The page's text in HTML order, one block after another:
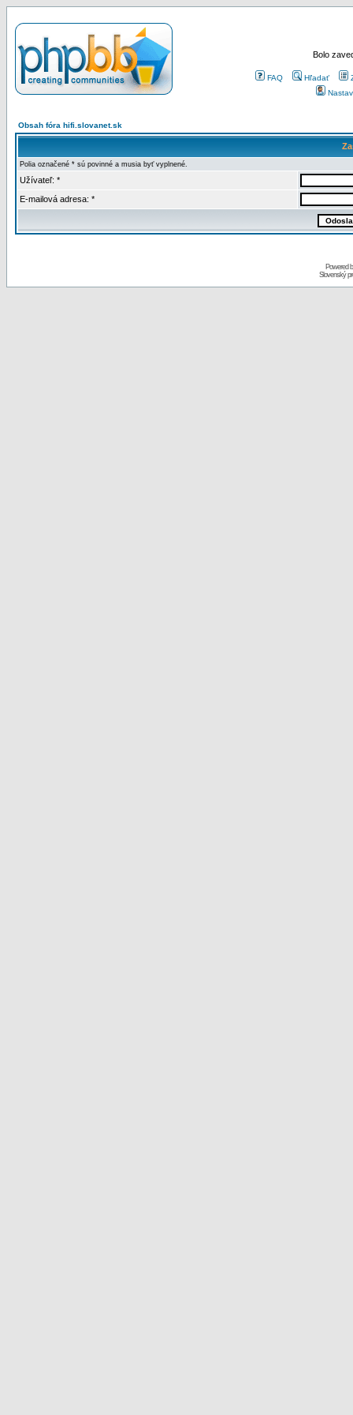
Bolo
FAQ Hľadať
Obsah fóra hifi.slovanet.sk
Polia označené * sú povinné a musia byť vyplnené.
Užívateľ: *
E-mailová adresa: *
Powered
Slovenský